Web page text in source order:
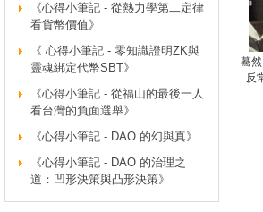
驀
反
《心得小筆記 - 從熱力學第二定律
看貨幣價值》
《 心得小筆記 - 零知識證明ZK與
靈魂綁定代幣SBT》
《心得小筆記 - 從福山的最後一人
看台灣的負面選舉》
《心得小筆記 - DAO 的幻與真》
《心得小筆記 - DAO 的治理之
道：凹形決策與凸形決策》